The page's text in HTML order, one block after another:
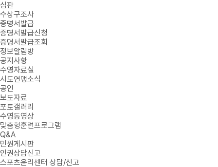
심판
수상구조사
증명서발급
증명서발급신청
증명서발급조회
정보알림방
공지사항
수영자료실
시도연맹소식
공인
보도자료
포토갤러리
수영동영상
맞춤형훈련프로그램
Q&A
민원게시판
인권상담신고
스포츠윤리센터 상담/신고